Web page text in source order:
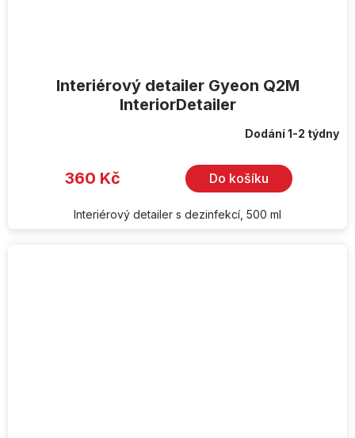
Interiérový detailer Gyeon Q2M
InteriorDetailer
Dodání 1-2 týdny
360 Kč Do košíku
Interiérový detailer s dezinfekcí, 500 ml